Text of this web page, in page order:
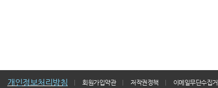
개인정보처리방침 회원가입약관 저작권정책 이메일무단수집